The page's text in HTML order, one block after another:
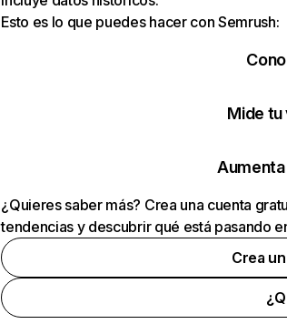
Esto es lo que puedes hacer con Semrush:
Mide tu
¿Quieres saber más? Crea una cuenta
tendencias y descubrir qué está pasando
Crea